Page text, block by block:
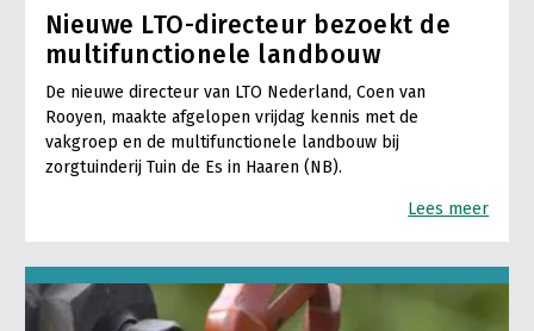
Nieuwe LTO-directeur bezoekt de
multifunctionele landbouw
De nieuwe directeur van LTO Nederland, Coen van
Rooyen, maakte afgelopen vrijdag kennis met de
vakgroep en de multifunctionele landbouw bij
zorgtuinderij Tuin de Es in Haaren (NB).
Lees meer